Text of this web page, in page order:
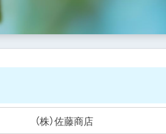
（株）佐藤商店